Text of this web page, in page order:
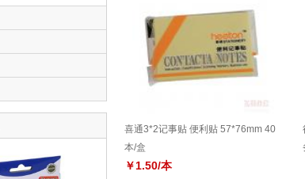
喜通3*2记事贴 便利贴 57*76mm 40
本/盒
￥1.50/本